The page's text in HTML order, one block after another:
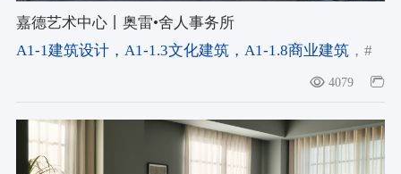
嘉德艺术中心丨奥雷•舍人事务所
A1-1建筑设计，A1-1.3文化建筑，A1-1.8商业建筑，#
4079